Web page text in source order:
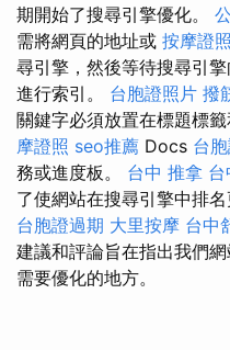
期開始了搜尋引擎優化。
需將網頁的地址或 按摩證
尋引擎，然後等待搜尋引
進行索引。 台胞證照片 撥
關鍵字必須放置在標題標
摩證照 seo推薦 Docs 台
務或進度板。 台中 推拿
了使網站在搜尋引擎中排
台胞證過期 大里按摩 台中
建議和評論旨在指出我們
需要優化的地方。